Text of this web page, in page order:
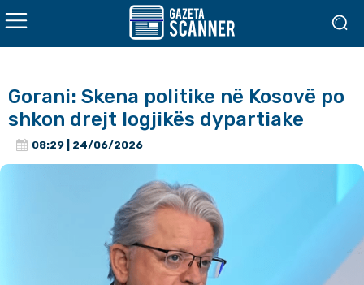
Gorani: Skena politike në Kosovë po
shkon drejt logjikës dypartiake
08:29 | 24/06/2026